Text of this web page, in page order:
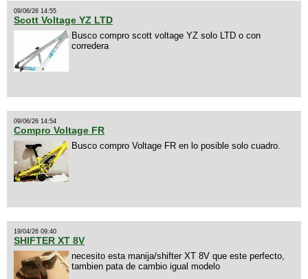
09/06/26 14:55
Scott Voltage YZ LTD
Busco compro scott voltage YZ solo LTD o con
corredera
09/06/26 14:54
Compro Voltage FR
Busco compro Voltage FR en lo posible solo cuadro.
19/04/26 09:40
SHIFTER XT 8V
necesito esta manija/shifter XT 8V que este perfecto,
tambien pata de cambio igual modelo